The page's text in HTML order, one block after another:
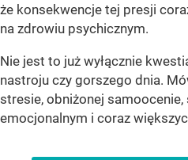
że konsekwencje tej presji
na zdrowiu psychicznym.
Nie jest to już wyłącznie
nastroju czy gorszego dnia.
stresie, obniżonej
emocjonalnym i coraz